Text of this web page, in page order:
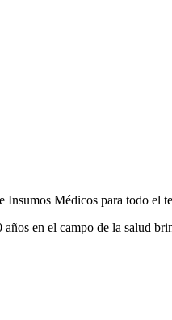
Insumos Médicos para todo el
en el campo de la salud